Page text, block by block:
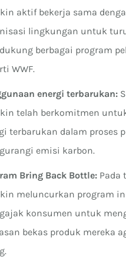
aktif bekerja sama
lingkungan untuk
berbagai program
WWF.
energi terbarukan:
telah berkomitmen
terbarukan dalam proses
emisi karbon.
Bring Back Bottle: Pada
meluncurkan program
konsumen untuk
bekas produk mereka